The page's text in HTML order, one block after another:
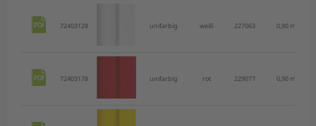
72403128 unifarbig weiß 227063 0,90 m
72403178 unifarbig rot 229077 0,90 m